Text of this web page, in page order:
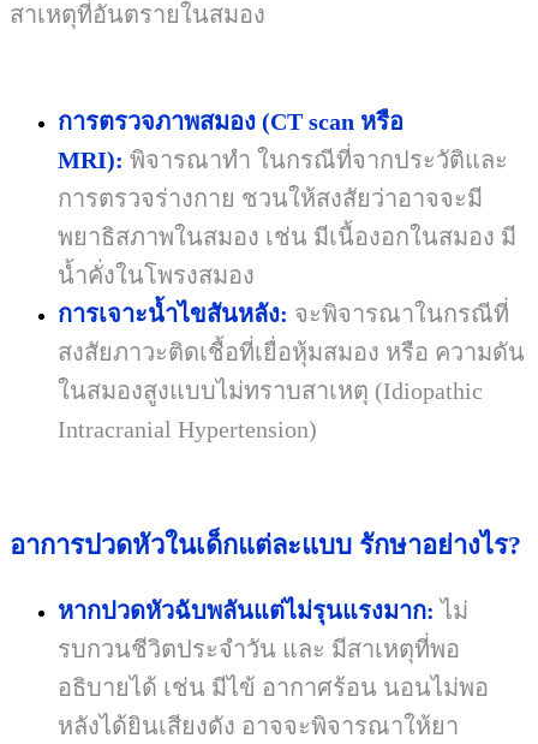
สาเหตุที่อันตรายในสมอง
การตรวจภาพสมอง (CT scan หรือ
MRI): พิจารณาทำ ในกรณีที่จากประวัติและ
การตรวจร่างกาย ชวนให้สงสัยว่าอาจจะมี
พยาธิสภาพในสมอง เช่น มีเนื้องอกในสมอง มี
น้ำคั่งในโพรงสมอง
การเจาะน้ำไขสันหลัง: จะพิจารณาในกรณีที่
สงสัยภาวะติดเชื้อที่เยื่อหุ้มสมอง หรือ ความดัน
ในสมองสูงแบบไม่ทราบสาเหตุ (Idiopathic
Intracranial Hypertension)
อาการปวดหัวในเด็กแต่ละแบบ รักษาอย่างไร?
หากปวดหัวฉับพลันแต่ไม่รุนแรงมาก: ไม่
รบกวนชีวิตประจำวัน และ มีสาเหตุที่พอ
อธิบายได้ เช่น มีไข้ อากาศร้อน นอนไม่พอ
หลังได้ยินเสียงดัง อาจจะพิจารณาให้ยา